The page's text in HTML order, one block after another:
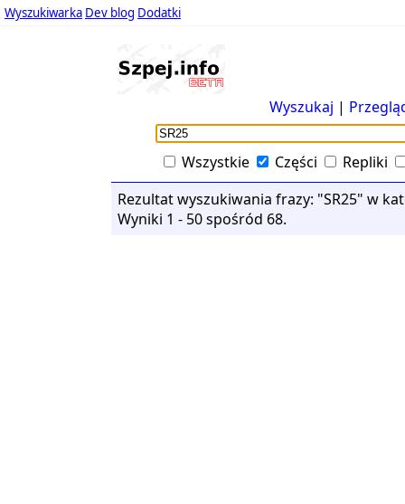
Wyszukiwarka Dev blog Dodatki
Wyszukaj |
Wszystkie Części
Repliki
Rezultat wyszukiwania frazy: "SR25" w
Wyniki 1 - 50 spośród 68.